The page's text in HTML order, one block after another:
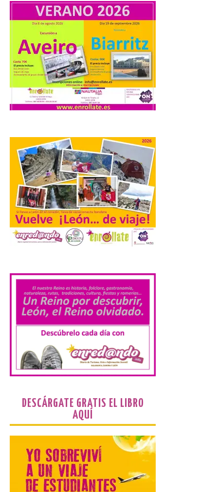
UPL cuestiona a la Junta
por no imponer sanciones
a Aucalsa, como hará el
Principado de Asturias,
por cobrar en la AP-66 la
tarifa íntegra pese a estar
en obras
10 Ago 2026
registró una batería de
preguntas escritas en las
Cortes autonómicas
mediante las cuales vuelve
a reclamar a la institución autonómica
que exija al Gobierno de España la
supresión de este peaje por la ilegalidad
de la prórroga […]
El alumnado de FP crece
un 2,5% hasta superar los
nuevo récord
10 Ago 2026
El Ministerio publica la
Estadística de las
universitarias. Datos
avance 2025-2026 con las
cifras actualizadas del curso escolar
recién finalizado. El Grado Básico crece
este domingo una nueva
edición del Día de León y
Astorga.
10 Ago 2026
DESCÁRGATE GRATIS EL LIBRO
AQUÍ